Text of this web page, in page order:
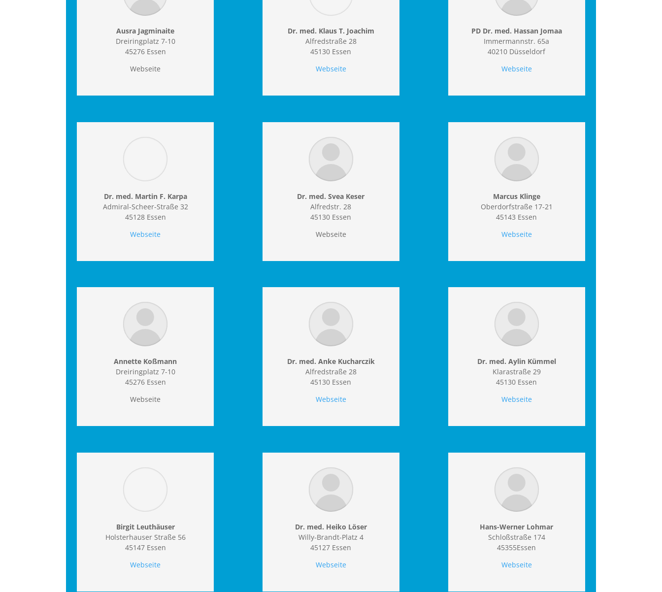
Ausra Jagminaite
Dreiringplatz 7-10
45276 Essen
Webseite
Dr. med. Klaus T. Joachim
Alfredstraße 28
45130 Essen
Webseite
PD Dr. med. Hassan Jomaa
Immermannstr. 65a
40210 Düsseldorf
Webseite
Dr. med. Martin F. Karpa
Admiral-Scheer-Straße 32
45128 Essen
Webseite
Dr. med. Svea Keser
Alfredstr. 28
45130 Essen
Webseite
Marcus Klinge
Oberdorfstraße 17-21
45143 Essen
Webseite
Annette Koßmann
Dreiringplatz 7-10
45276 Essen
Webseite
Dr. med. Anke Kucharczik
Alfredstraße 28
45130 Essen
Webseite
Dr. med. Aylin Kümmel
Klarastraße 29
45130 Essen
Webseite
Birgit Leuthäuser
Holsterhauser Straße 56
45147 Essen
Webseite
Dr. med. Heiko Löser
Willy-Brandt-Platz 4
45127 Essen
Webseite
Hans-Werner Lohmar
Schloßstraße 174
45355Essen
Webseite